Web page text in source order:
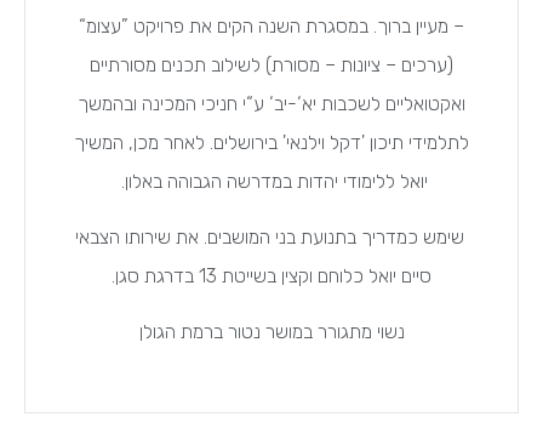
– מעיין ברוך. במסגרת השנה הקים את פרויקט ”עצומ“
(ערכים – ציונות – מסורת) לשילוב תכנים מסורתיים
ואקטואליים לשכבות יא‘-יב‘ ע“י חניכי המכינה ובהמשך
לתלמידי תיכון 'דקל וילנאי' בירושלים. לאחר מכן, המשיך
יואל ללימודי יהדות במדרשה הגבוהה באלון.
שימש כמדריך בתנועת בני המושבים. את שירותו הצבאי
סיים יואל כלוחם וקצין בשייטת 13 בדרגת סגן.
נשוי מתגורר במושר נטור ברמת הגולן